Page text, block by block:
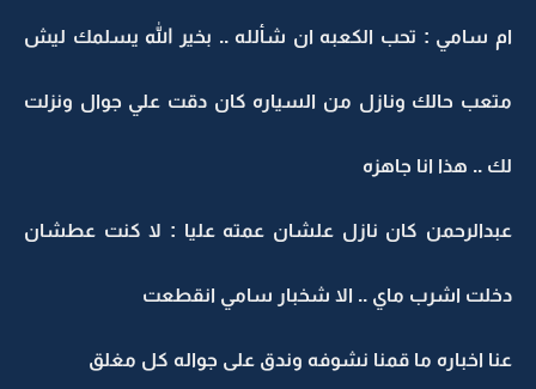
ام سامي : تحب الكعبه ان شألله .. بخير الله يسلمك ليش
متعب حالك ونازل من السياره كان دقت علي جوال ونزلت
لك .. هذا انا جاهزه
عبدالرحمن كان نازل علشان عمته عليا : لا كنت عطشان
دخلت اشرب ماي .. الا شخبار سامي انقطعت
عنا اخباره ما قمنا نشوفه وندق على جواله كل مغلق